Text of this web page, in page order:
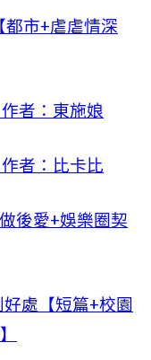
都市+虐虐情深
者：東施娘
者：比卡比
後愛+娛樂圈契
處【短篇+校園